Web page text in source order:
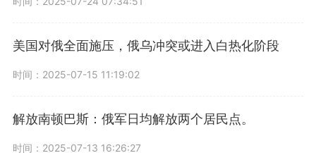
美国对俄全面施压，俄乌冲突或进入白热化阶段
时间：2025-07-15 11:19:02
解放南顿巴斯：俄军日均解放两个居民点。
时间：2025-07-13 16:26:27